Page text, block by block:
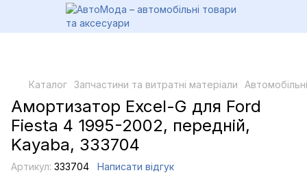
Каталог Запчастини та витратні матеріали
Амортизатор Excel-G для Ford
Fiesta 4 1995-2002, передній,
Kayaba, 333704
Артикул: 333704 Написати відгук